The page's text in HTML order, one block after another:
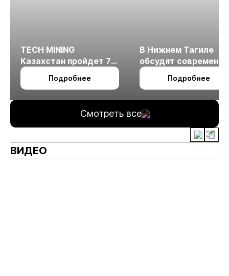
TECH MINING
Казахстан пройдет 7
октября в Алматы
Подробнее
В Нижнем Тагиле
обсудят
технологии
измельчения
Подробнее
Смотреть все
ВИДЕО